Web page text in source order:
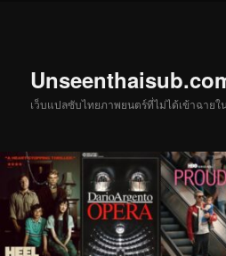
เว็บแปลซับไทยภาพยนตร์ที่ไม่ได้เข้าฉายใ